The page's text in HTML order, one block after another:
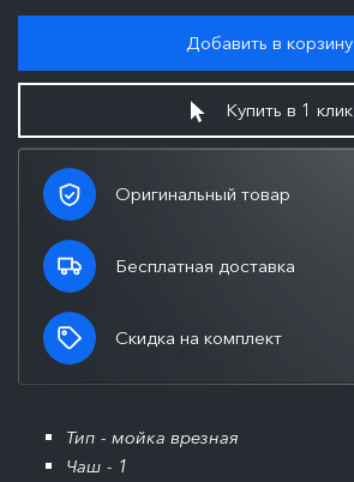
Добавить в корзину
Купить в 1 клик
Оригинальный товар
Бесплатная доставка
Скидка на комплект
Тип - мойка врезная
Чаш - 1